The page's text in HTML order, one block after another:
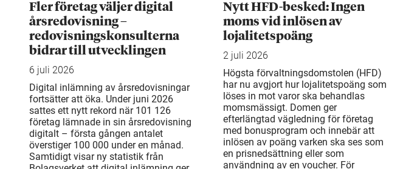
Fler företag väljer digital
årsredovisning –
redovisningskonsulterna
bidrar till utvecklingen
6 juli 2026
Digital inlämning av årsredovisningar
fortsätter att öka. Under juni 2026
sattes ett nytt rekord när 101 126
företag lämnade in sin årsredovisning
digitalt – första gången antalet
överstiger 100 000 under en månad.
Samtidigt visar ny statistik från
Nytt HFD-besked: Ingen
moms vid inlösen av
lojalitetspoäng
2 juli 2026
Högsta förvaltningsdomstolen (HFD)
har nu avgjort hur lojalitetspoäng som
löses in mot varor ska behandlas
momsmässigt. Domen ger
efterlängtad vägledning för företag
med bonusprogram och innebär att
inlösen av poäng varken ska ses som
en prisnedsättning eller som
användning av en voucher. För